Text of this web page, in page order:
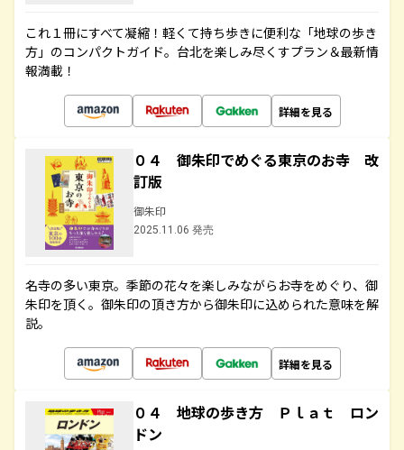
これ１冊にすべて凝縮！軽くて持ち歩きに便利な「地球の歩き
方」のコンパクトガイド。台北を楽しみ尽くすプラン＆最新情
報満載！
詳細を見る
０４ 御朱印でめぐる東京のお寺 改
訂版
御朱印
2025.11.06 発売
名寺の多い東京。季節の花々を楽しみながらお寺をめぐり、御
朱印を頂く。御朱印の頂き方から御朱印に込められた意味を解
説。
詳細を見る
０４ 地球の歩き方 Ｐｌａｔ ロン
ドン